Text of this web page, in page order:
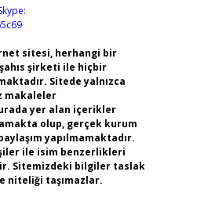
sitesi, herhangi bir
şirketi ile hiçbir
Sitede yalnızca
makaleler
yer alan içerikler
olup, gerçek kurum
yapılmamaktadır.
ile isim benzerlikleri
Sitemizdeki bilgiler taslak
niteliği taşımazlar.